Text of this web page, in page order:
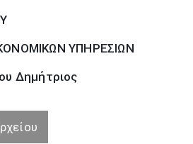
ΥΠΗΡΕΣΙΩΝ
Δημήτριος